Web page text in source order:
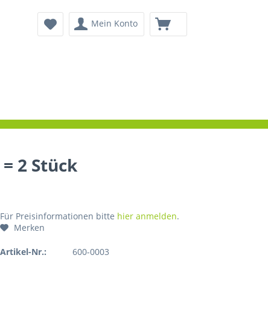
Mein Konto
2 Stück
Für Preisinformationen bitte hier anmelden.
Merken
Artikel-Nr.: 600-0003